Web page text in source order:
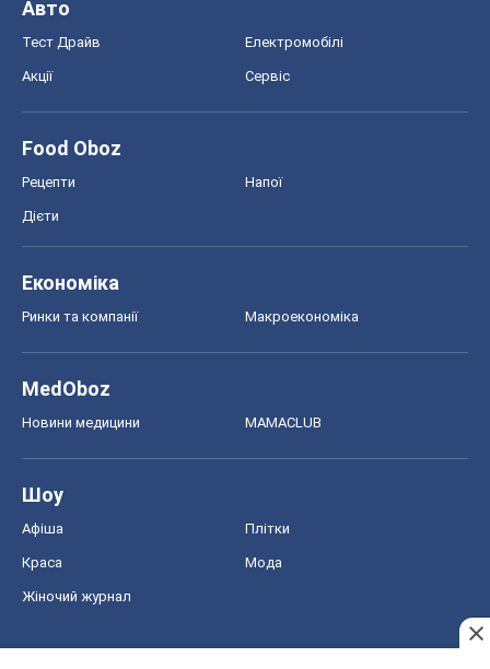
Авто
Тест Драйв Електромобілі
Акції Сервіс
Food Oboz
Рецепти Напої
Дієти
Економіка
Ринки та компанії Макроекономіка
MedOboz
Новини медицини MAMACLUB
Шоу
Афіша Плітки
Краса Мода
Жіночий журнал